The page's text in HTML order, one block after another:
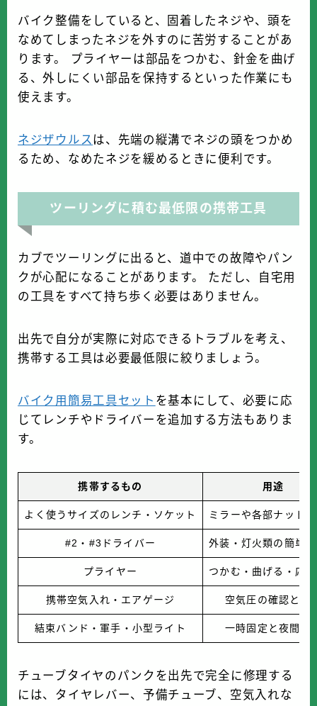
バイク整備をしていると、固着したネジや、頭を
なめてしまったネジを外すのに苦労することがあ
ります。 プライヤーは部品をつかむ、針金を曲げ
る、外しにくい部品を保持するといった作業にも
使えます。
ネジザウルス は、先端の縦溝でネジの頭をつかめ
るため、なめたネジを緩めるときに便利です。
ツーリングに積む最低限の携帯工具
カブでツーリングに出ると、道中での故障やパン
クが心配になることがあります。 ただし、自宅用
の工具をすべて持ち歩く必要はありません。
出先で自分が実際に対応できるトラブルを考え、
携帯する工具は必要最低限に絞りましょう。
バイク用簡易工具セット を基本にして、必要に応
じてレンチやドライバーを追加する方法もありま
す。
携帯するもの 用途
よく使うサイズのレンチ・ソケット ミラーや各部ナット
#2・#3ドライバー 外装・灯火類の簡単
プライヤー つかむ・曲げる・応
携帯空気入れ・エアゲージ 空気圧の確認と調
結束バンド・軍手・小型ライト 一時固定と夜間作
チューブタイヤのパンクを出先で完全に修理する
には、タイヤレバー、予備チューブ、空気入れな